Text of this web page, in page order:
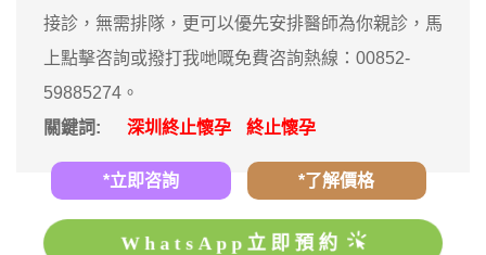
接診，無需排隊，更可以優先安排醫師為你親診，馬
上點擊咨詢或撥打我哋嘅免費咨詢熱線：00852-
59885274。
關鍵詞:
深圳終止懷孕 終止懷孕
*立即咨詢 *了解價格
WhatsApp立即預約